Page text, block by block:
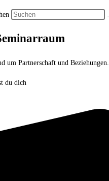
um Partnerschaft und Beziehungen.
du dich